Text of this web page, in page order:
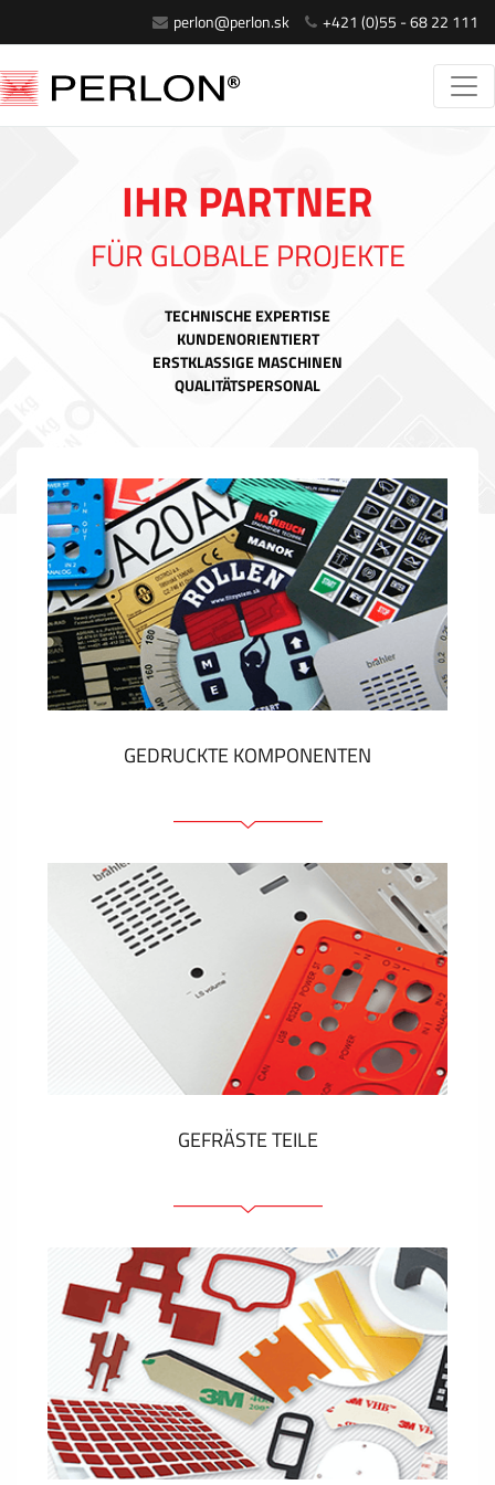
perlon@perlon.sk +421 (0)55 - 68 22 111
IHR PARTNER
FÜR GLOBALE PROJEKTE
TECHNISCHE EXPERTISE
KUNDENORIENTIERT
ERSTKLASSIGE MASCHINEN
QUALITÄTSPERSONAL
GEDRUCKTE KOMPONENTEN
Folienschilder
Folientastaturen
Metallschilder
Aufkleber und Etiketten
Kunststoff-Etiketten und Tags
ZEIGEN MEHR
GEFRÄSTE TEILE
Frontplatten (front und tragfähig)
Eloxierte Frontplatten
Farbige Frontplatten
Platten mit Befestigungselementen
Gravierte Schilder
ZEIGEN MEHR